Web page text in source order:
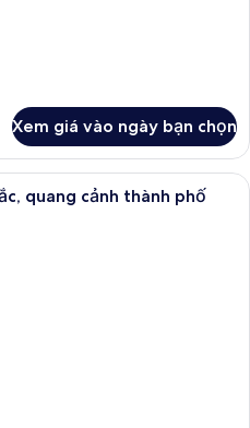
Xem giá vào ngày bạn chọn
Bàn, khu vực làm việc phù hợp cho
quang cảnh thành phố